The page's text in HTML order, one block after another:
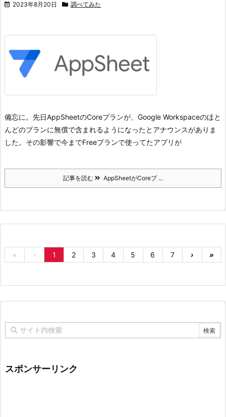
2023年8月20日 調べてみた
備忘に。 先日AppSheetのCoreプランが、Google Workspaceのほと
んどのプランに無償で含まれるようになったとアナウンスがありま
した。 その影響で今までFreeプランで使ってたアプリが
記事を読む AppSheetがCoreプ ...
« ‹ 1 2 3 4 5 6 7 › »
スポンサーリンク